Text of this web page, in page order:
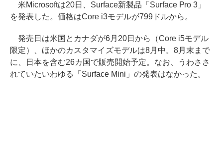
米Microsoftは20日、Surface新製品「Surface Pro 3」
を発表した。価格はCore i3モデルが799ドルから。
発売日は米国とカナダが6月20日から（Core i5モデル
限定）、ほかのカスタマイズモデルは8月中。8月末まで
に、日本を含む26カ国で販売開始予定。なお、うわささ
れていたいわゆる「Surface Mini」の発表はなかった。